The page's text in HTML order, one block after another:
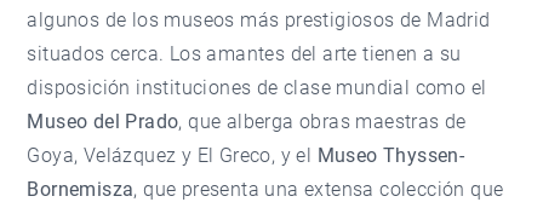
algunos de los museos más prestigiosos de Madrid
situados cerca. Los amantes del arte tienen a su
disposición instituciones de clase mundial como el
Museo del Prado, que alberga obras maestras de
Goya, Velázquez y El Greco, y el Museo Thyssen-
Bornemisza, que presenta una extensa colección que